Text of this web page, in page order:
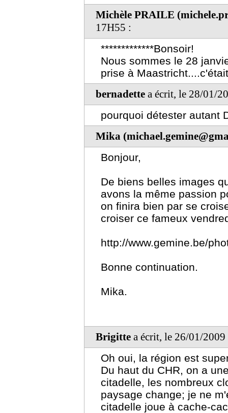
Michèle PRAILE
17H55 :
*************Bonsoir!
Nous sommes le 28
prise à
bernadette a écrit, le 28/01/
pourquoi détester autant
Mika
Bonjour,
De biens belles images
avons la même passion
on finira bien par se
croiser ce fameux
http://www.gemine.be/
Bonne continuation.
Mika.
Brigitte a écrit, le 26/01/
Oh oui, la région est
Du haut du CHR, on a
citadelle, les nombreux
paysage change; je ne
citadelle joue à cache-